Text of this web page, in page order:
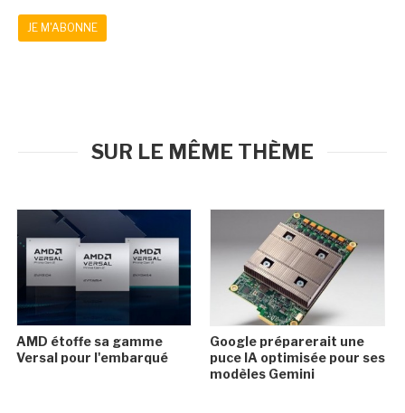
JE M'ABONNE
SUR LE MÊME THÈME
AMD étoffe sa gamme
Versal pour l'embarqué
Google préparerait une
puce IA optimisée pour ses
modèles Gemini